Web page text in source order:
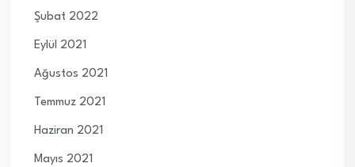
Şubat 2022
Eylül 2021
Ağustos 2021
Temmuz 2021
Haziran 2021
Mayıs 2021